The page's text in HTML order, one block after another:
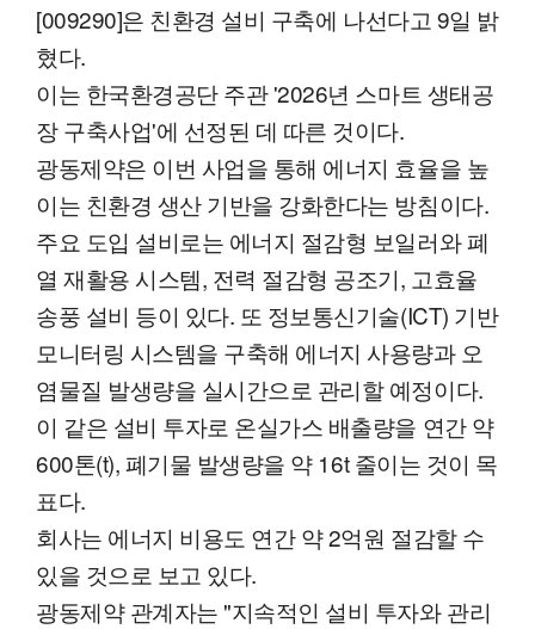
[009290]은 친환경 설비 구축에 나선다고 9일 밝
혔다.
이는 한국환경공단 주관 '2026년 스마트 생태공
장 구축사업'에 선정된 데 따른 것이다.
광동제약은 이번 사업을 통해 에너지 효율을 높
이는 친환경 생산 기반을 강화한다는 방침이다.
주요 도입 설비로는 에너지 절감형 보일러와 폐
열 재활용 시스템, 전력 절감형 공조기, 고효율
송풍 설비 등이 있다. 또 정보통신기술(ICT) 기반
모니터링 시스템을 구축해 에너지 사용량과 오
염물질 발생량을 실시간으로 관리할 예정이다.
이 같은 설비 투자로 온실가스 배출량을 연간 약
600톤(t), 폐기물 발생량을 약 16t 줄이는 것이 목
표다.
회사는 에너지 비용도 연간 약 2억원 절감할 수
있을 것으로 보고 있다.
광동제약 관계자는 "지속적인 설비 투자와 관리